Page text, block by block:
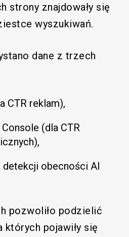
strony znajdowały się
wyszukiwań.
dane z trzech
CTR reklam),
(dla CTR
detekcji obecności AI
pozwoliło podzielić
których pojawiły się